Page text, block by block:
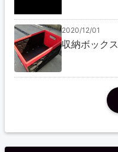
2020/12/01
収納ボックス